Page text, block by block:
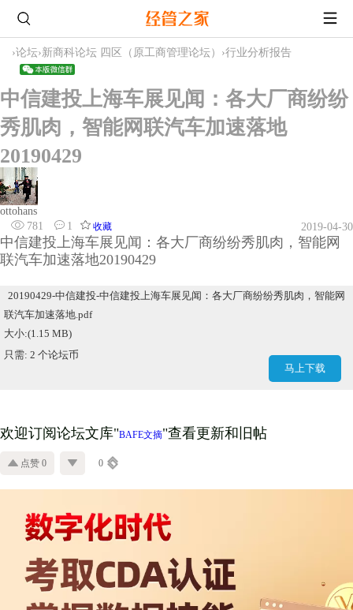
›论坛›新商科论坛 四区（原工商管理论坛） ›行业分析报告
中信建投上海车展见闻：各大厂商纷纷
秀肌肉，智能网联汽车加速落地
20190429
ottohans
781
1 收藏 2019-04-30
中信建投上海车展见闻：各大厂商纷纷秀肌肉，智能网
联汽车加速落地20190429
20190429-中信建投-中信建投上海车展见闻：各大厂商纷纷秀肌肉，智能网
联汽车加速落地.pdf
大小:(1.15 MB)
只需: 2 个论坛币
马上下载
欢迎订阅论坛文库"BAFE文摘"查看更新和旧帖
点赞 0 0